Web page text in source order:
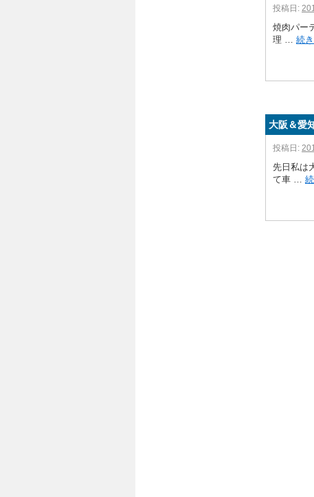
投稿日:
焼肉パー
理 … 続
大阪＆愛
投稿日:
先日私は
て車 …